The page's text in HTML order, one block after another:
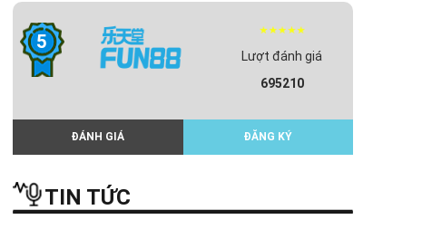
5
Lượt đánh giá
695210
ĐÁNH GIÁ ĐĂNG KÝ
TIN TỨC